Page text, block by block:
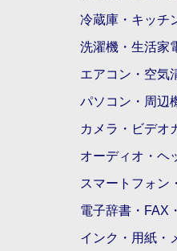
冷蔵庫・キッチ
洗濯機・生活家
エアコン・空気
パソコン・周辺
カメラ・ビデオ
オーディオ・ヘ
スマートフォン
電子辞書・FAX
インク・用紙・